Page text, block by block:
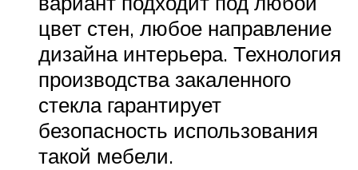
цвет стен, любое направление
дизайна интерьера. Технология
производства закаленного
стекла гарантирует
безопасность использования
такой мебели.